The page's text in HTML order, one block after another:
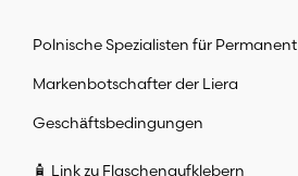
Polnische Spezialisten für
Markenbotschafter der Liera
Geschäftsbedingungen
🧴 Link zu Flaschenaufklebern